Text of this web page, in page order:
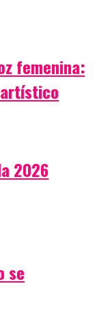
femenina:
artístico
2026
se